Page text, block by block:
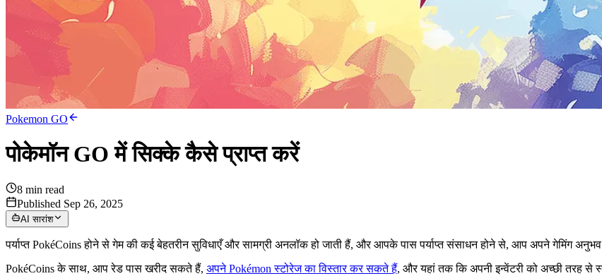
Pokemon GO
पोकेमॉन GO में सिक्के कैसे प्राप्त करें
8 min read
Published Sep 26, 2025
AI सारांश
पर्याप्त PokéCoins होने से गेम की कई बेहतरीन सुविधाएँ और सामग्री अनलॉक हो जाती हैं, और आपके पास पर्याप्त संसाधन होने से, आप अपने गेमिंग
PokéCoins के साथ, आप रेड पास खरीद सकते हैं, अपने Pokémon स्टोरेज का विस्तार कर सकते हैं, और यहां तक कि अपनी इन्वेंटरी को अच्छी तरह